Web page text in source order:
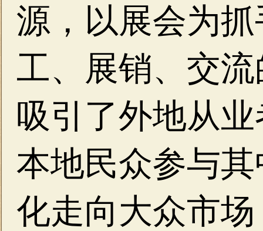
源，以展会为
工、展销、交
吸引了外地从
本地民众参与
化走向大众市